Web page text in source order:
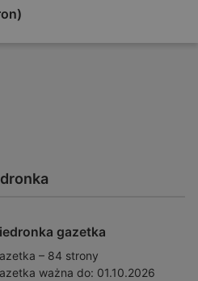
gazetka
– 84 strony
ważna do: 01.10.2026